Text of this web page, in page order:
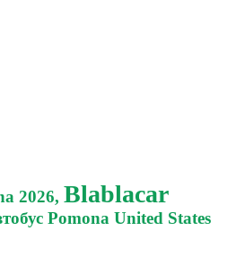
2026, Blablacar
Pomona United States